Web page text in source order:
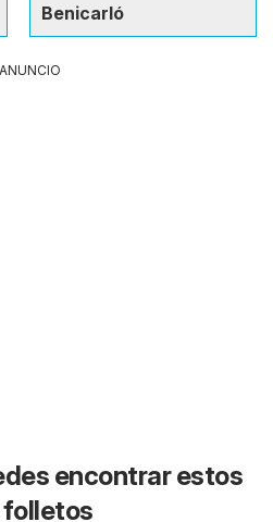
Benicarló
ANUNCIO
encontrar estos
folletos